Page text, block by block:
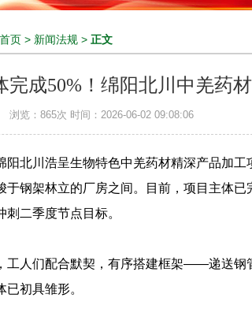
首页 > 新闻法规 > 正文
完成50%！绵阳北川中羌药
浏览：865次 时间：2026-06-02 09:08:06
阳北川浩呈生物特色中羌药材精深产品加工
于钢架林立的厂房之间。目前，项目主体已
刺二季度节点目标。
工人们配合默契，有序搭建框架——递送钢
已初具雏形。